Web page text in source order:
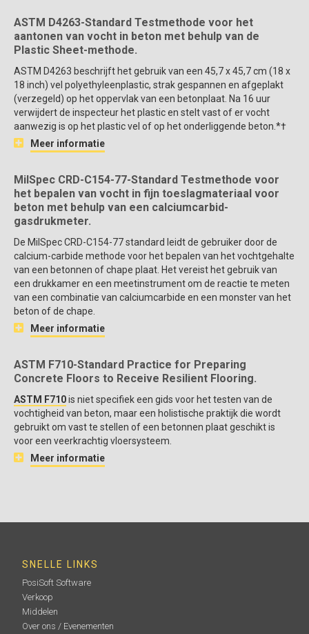
ASTM D4263-Standard Testmethode voor het
aantonen van vocht in beton met behulp van de
Plastic Sheet-methode.
ASTM D4263 beschrijft het gebruik van een 45,7 x 45,7 cm (18 x
18 inch) vel polyethyleenplastic, strak gespannen en afgeplakt
(verzegeld) op het oppervlak van een betonplaat. Na 16 uur
verwijdert de inspecteur het plastic en stelt vast of er vocht
aanwezig is op het plastic vel of op het onderliggende beton.*†
Meer informatie
MilSpec CRD-C154-77-Standard Testmethode voor
het bepalen van vocht in fijn toeslagmateriaal voor
beton met behulp van een calciumcarbid-
gasdrukmeter.
De MilSpec CRD-C154-77 standard leidt de gebruiker door de
calcium-carbide methode voor het bepalen van het vochtgehalte
van een betonnen of chape plaat. Het vereist het gebruik van
een drukkamer en een meetinstrument om de reactie te meten
van een combinatie van calciumcarbide en een monster van het
beton of de chape.
Meer informatie
ASTM F710-Standard Practice for Preparing
Concrete Floors to Receive Resilient Flooring.
ASTM F710is niet specifiek een gids voor het testen van de
vochtigheid van beton, maar een holistische praktijk die wordt
gebruikt om vast te stellen of een betonnen plaat geschikt is
voor een veerkrachtig vloersysteem.
Meer informatie
SNELLE LINKS
PosiSoft Software
Verkoop
Middelen
Over ons / Evenementen